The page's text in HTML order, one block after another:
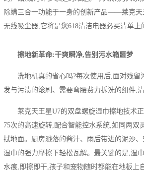
除螨三合一功能于一身的创新产品——莱克天
无线吸尘器,它将是您618清洁电器必买清单上
擦地新革命:干爽瞬净,告别污水箱噩梦
洗地机真的省心吗?每次使用后,面对残留
发与污渍的滚刷、需要弯腰费力拆洗的组件,
莱克天王星U7的双盘螺旋湿巾擦地技术
75次的高速旋转,配合智能控水系统,如同两双
拭地面。厨房溅落的酱汁、雨后带进的泥沙
湿巾的强力摩擦下轻松瓦解。最关键的是,湿
水痕,即擦即干,孩子和宠物随时都能在地板上